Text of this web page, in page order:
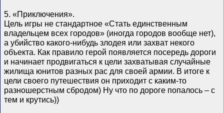
5. «Приключения».
Цель игры не стандартное «Стать единственным
владельцем всех городов» (иногда городов вообще нет),
а убийство какого-нибудь злодея или захват некого
объекта. Как правило герой появляется посередь дороги
и начинает продвигаться к цели захватывая случайные
жилища юнитов разных рас для своей армии. В итоге к
цели своего путешествия он приходит с каким-то
разношерстным сбродом) Ну что по дороге попалось – с
тем и крутись))